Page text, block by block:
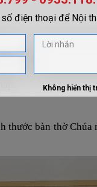
để đặt tượng
và tôn kính để tôn
thước bàn thờ Chúa